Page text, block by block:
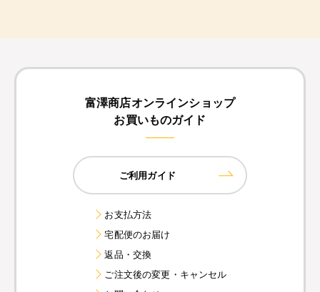
富澤商店オンラインショップ
お買いものガイド
ご利用ガイド
お支払方法
宅配便のお届け
返品・交換
ご注文後の変更・キャンセル